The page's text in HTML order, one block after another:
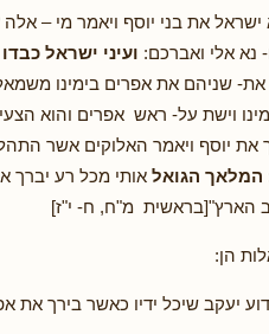
ישראל את בני יוסף ויאמר מי –
נא אלי ואברכם: ועיני ישראל כבדו
את- שניהם את אפרים בימינו
וישת על- ראש אפרים והוא
את יוסף ויאמר האלוקים אשר
המלאך הגואל אותי מכל רע יברך
הארץ"[בראשית מ"ח, ח- י"ז]
הן:
יעקב שיכל ידיו כאשר בירך את